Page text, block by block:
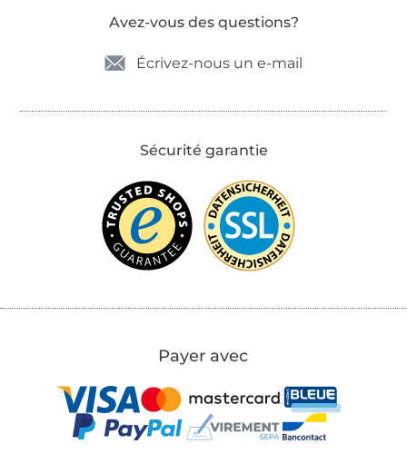
Avez-vous des questions?
Écrivez-nous un e-mail
Sécurité garantie
Payer avec